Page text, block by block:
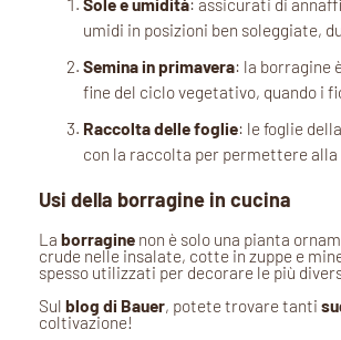
Sole e umidità: assicurati di
umidi in posizioni ben soleggiate,
Semina in primavera: la borragine
fine del ciclo vegetativo, quando i
Raccolta delle foglie: le foglie
con la raccolta per permettere
Usi della borragine in cucina
La borraginenon è solo una pianta
crude nelle insalate, cotte in zuppe e
spesso utilizzati per decorare le più
Sul blog di Bauer, potete trovare tanti
coltivazione!